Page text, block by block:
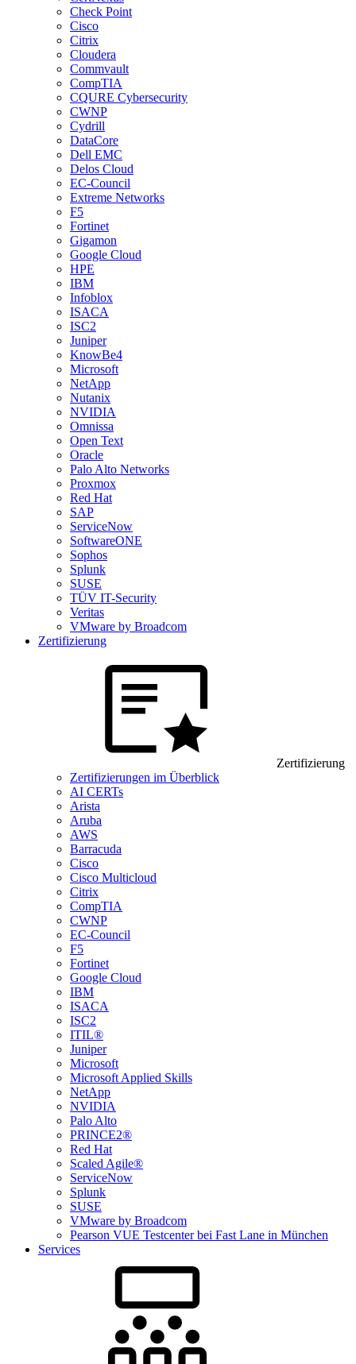
Check Point
Cisco
Citrix
Cloudera
Commvault
CompTIA
CQURE Cybersecurity
CWNP
Cydrill
DataCore
Dell EMC
Delos Cloud
EC-Council
Extreme Networks
F5
Fortinet
Gigamon
Google Cloud
HPE
IBM
Infoblox
ISACA
ISC2
Juniper
KnowBe4
Microsoft
NetApp
Nutanix
NVIDIA
Omnissa
Open Text
Oracle
Palo Alto Networks
Proxmox
Red Hat
SAP
ServiceNow
SoftwareONE
Sophos
Splunk
SUSE
TÜV IT-Security
Veritas
VMware by Broadcom
Zertifizierung
Zertifizierung
Zertifizierungen im Überblick
AI CERTs
Arista
Aruba
AWS
Barracuda
Cisco
Cisco Multicloud
Citrix
CompTIA
CWNP
EC-Council
F5
Fortinet
Google Cloud
IBM
ISACA
ISC2
ITIL®
Juniper
Microsoft
Microsoft Applied Skills
NetApp
NVIDIA
Palo Alto
PRINCE2®
Red Hat
Scaled Agile®
ServiceNow
Splunk
SUSE
VMware by Broadcom
Pearson VUE Testcenter bei Fast Lane in München
Services